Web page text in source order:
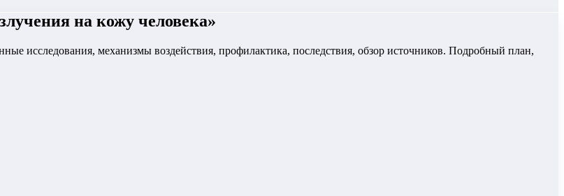
на кожу человека»
исследования, механизмы воздействия, профилактика, последствия, обзор источников. Подробный план,